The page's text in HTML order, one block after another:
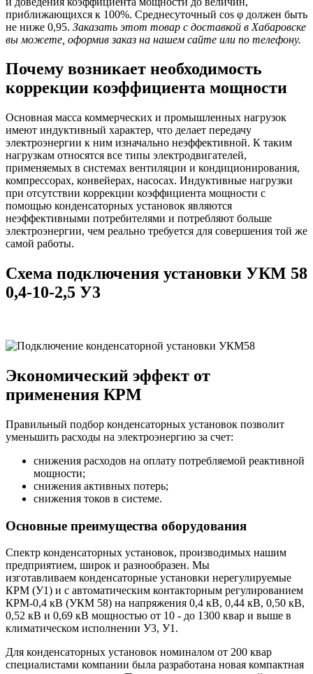
приближающихся к 100%. Среднесуточный cos φ должен быть
не ниже 0,95. Заказать этот товар с доставкой в Хабаровске
вы можете, оформив заказ на нашем сайте или по телефону.
Почему возникает необходимость
коррекции коэффициента мощности
Основная масса коммерческих и промышленных нагрузок
имеют индуктивный характер, что делает передачу
электроэнергии к ним изначально неэффективной. К таким
нагрузкам относятся все типы электродвигателей,
применяемых в системах вентиляции и кондиционирования,
компрессорах, конвейерах, насосах. Индуктивные нагрузки
при отсутствии коррекции коэффициента мощности с
помощью конденсаторных установок являются
неэффективными потребителями и потребляют больше
электроэнергии, чем реально требуется для совершения той же
самой работы.
Схема подключения установки УКМ 58
0,4-10-2,5 У3
Экономический эффект от
применения КРМ
Правильный подбор конденсаторных установок позволит
уменьшить расходы на электроэнергию за счет:
снижения расходов на оплату потребляемой реактивной
мощности;
снижения активных потерь;
снижения токов в системе.
Основные преимущества оборудования
Спектр конденсаторных установок, производимых нашим
предприятием, широк и разнообразен. Мы
изготавливаем конденсаторные установки нерегулируемые
КРМ (У1) и с автоматическим контакторным регулированием
КРМ-0,4 кВ (УКМ 58) на напряжения 0,4 кВ, 0,44 кВ, 0,50 кВ,
0,52 кВ и 0,69 кВ мощностью от 10 - до 1300 квар и выше в
климатическом исполнении У3, У1.
Для конденсаторных установок номиналом от 200 квар
специалистами компании была разработана новая компактная